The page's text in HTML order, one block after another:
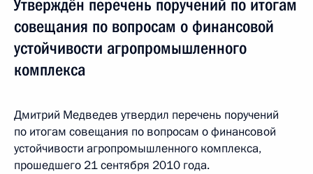
Утверждён перечень поручений по итогам
совещания по вопросам о финансовой
устойчивости агропромышленного
комплекса
Дмитрий Медведев утвердил перечень поручений
по итогам совещания по вопросам о финансовой
устойчивости агропромышленного комплекса,
прошедшего 21 сентября 2010 года.